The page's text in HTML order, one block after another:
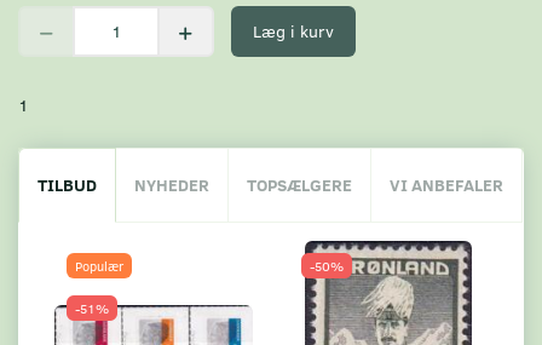
Læg i kurv
1
TILBUD NYHEDER TOPSÆLGERE VI ANBEFALER
Populær
-51%
-50%